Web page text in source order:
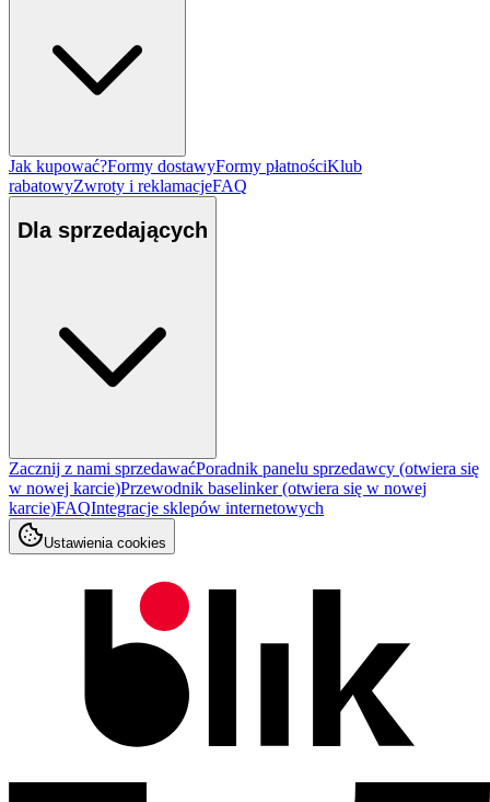
Jak kupować?Formy dostawyFormy płatnościKlub
rabatowyZwroty i reklamacjeFAQ
Dla sprzedających
Zacznij z nami sprzedawaćPoradnik panelu sprzedawcy (otwiera się
w nowej karcie)Przewodnik baselinker(otwiera się w nowej
karcie)FAQIntegracje sklepów internetowych
Ustawienia cookies